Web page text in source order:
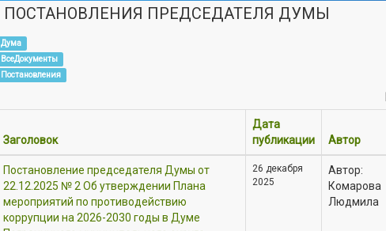
ПОСТАНОВЛЕНИЯ ПРЕДСЕДАТЕЛЯ ДУМЫ
Дума
ВсеДокументы
Постановления
Заголовок
Дата
публикации
Автор
Постановление председателя Думы от
22.12.2025 № 2 Об утверждении Плана
мероприятий по противодействию
коррупции на 2026-2030 годы в Думе
26 декабря
2025
Автор:
Комарова
Людмила